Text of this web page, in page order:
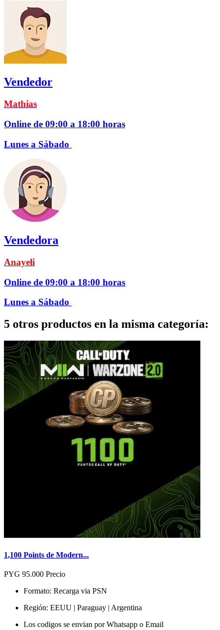
Vendedor
Mathias
Online de 09:00 a 18:00 horas
Lunes a Sábado
Vendedora
Anayeli
Online de 09:00 a 18:00 horas
Lunes a Sábado
5 otros productos en la misma categoría:
1,100 Points de Modern...
PYG 95.000 Precio
Formato: Recarga via PSN
Región: EEUU | Paraguay | Argentina
Los codigos se envian por Whatsapp o Email